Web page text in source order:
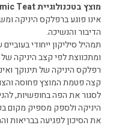
מוצץ בטכנולוגיית Dynamic Teat ® לתמיכה בבריאות הפה:
אינו פוגע ברפלקס היניקה
הדיבור והנשיכה.
תמהיל סיליקון ייחודי
ומתכווצת לפי קצב היניקה
רפלקס היניקה של תינוקך
קצה פטמת המוצץ פחוסה
לסגור את הפה בחופשיות,
היניקה ולספק מספיק מקום
את הסיכון לפגיעה בבריאות